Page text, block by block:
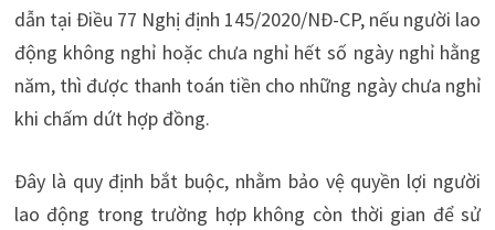
dẫn tại Điều 77 Nghị định 145/2020/NĐ-CP, nếu người lao
động không nghỉ hoặc chưa nghỉ hết số ngày nghỉ hằng
năm, thì được thanh toán tiền cho những ngày chưa nghỉ
khi chấm dứt hợp đồng.
Đây là quy định bắt buộc, nhằm bảo vệ quyền lợi người
lao động trong trường hợp không còn thời gian để sử